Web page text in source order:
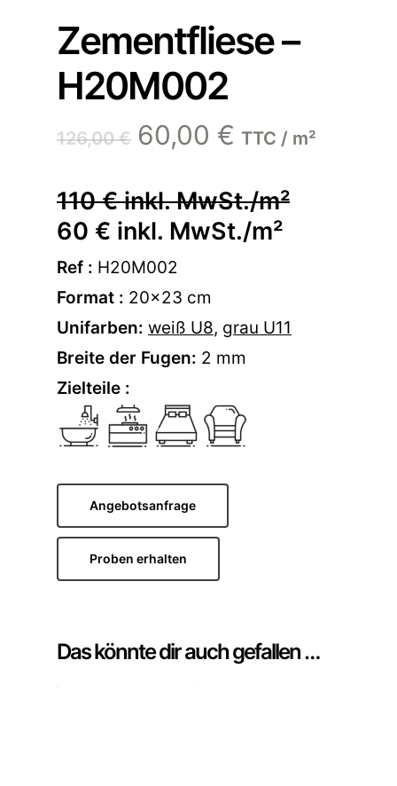
Zementfliese –
H20M002
126,00€ Ursprünglicher
Preis
war:
126,00 €
60,00 € Aktueller
ist:
60,00 €.
TTC / m²
110 € inkl. MwSt./m²
60 € inkl. MwSt./m²
Ref : H20M002
Format : 20×23 cm
Unifarben: weiß U8, grau U11
Breite der Fugen: 2 mm
Zielteile :
Angebotsanfrage
Proben erhalten
Das könnte dir auch gefallen …